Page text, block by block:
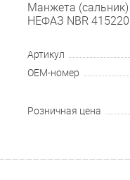
Манжета
НЕФАЗ NBR 415220
Артикул
OEM-номер
Розничная цена